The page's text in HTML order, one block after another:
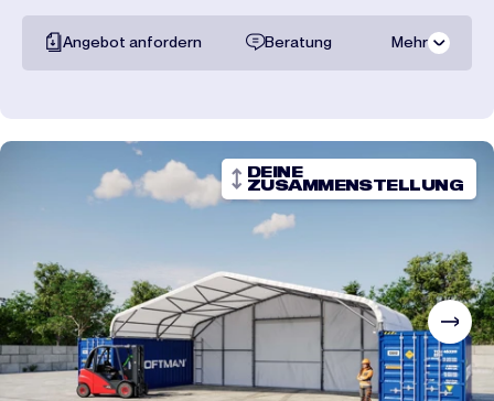
Angebot anfordern Beratung Mehr
Transportpreise
DEINE
ZUSAMMENSTELLUNG